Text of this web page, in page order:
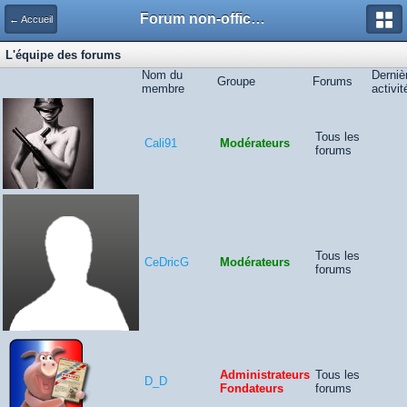
← Accueil Forum non-officiel de la Police Nationale
L'équipe des forums
Nom du
membre
Groupe Forums
Cali91 Modérateurs
Tous les
forums
CeDricG Modérateurs
Tous les
forums
D_D
Administrateurs
Fondateurs
Tous les
forums